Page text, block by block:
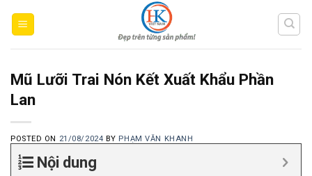
Mũ Lưỡi Trai Nón Kết Xuất Khẩu Phần
Lan
POSTED ON 21/08/2024 BY PHẠM VĂN KHANH
Nội dung